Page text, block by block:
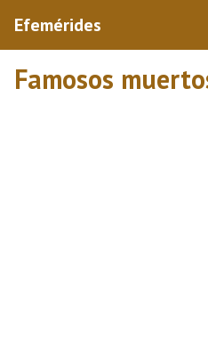
Efemérides
Famosos